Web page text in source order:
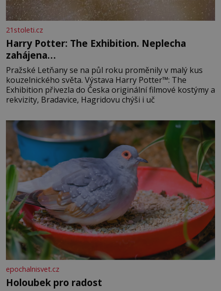
21stoleti.cz
Harry Potter: The Exhibition. Neplecha
zahájena…
Pražské Letňany se na půl roku proměnily v malý kus
kouzelnického světa. Výstava Harry Potter™: The
Exhibition přivezla do Česka originální filmové kostýmy a
rekvizity, Bradavice, Hagridovu chýši i uč
epochalnisvet.cz
Holoubek pro radost